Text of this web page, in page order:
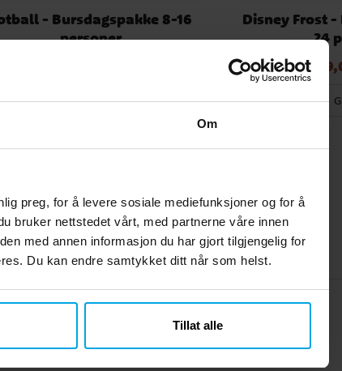
Om
preg, for å levere sosiale mediefunksjoner og for å
bruker nettstedet vårt, med partnerne våre innen
med annen informasjon du har gjort tilgjengelig for
Du kan endre samtykket ditt når som helst.
Tillat alle
- Bursdagspakke 8-16
personer
GÅ TIL
Disney Frost
24
Nåværende pris
pris:
kr